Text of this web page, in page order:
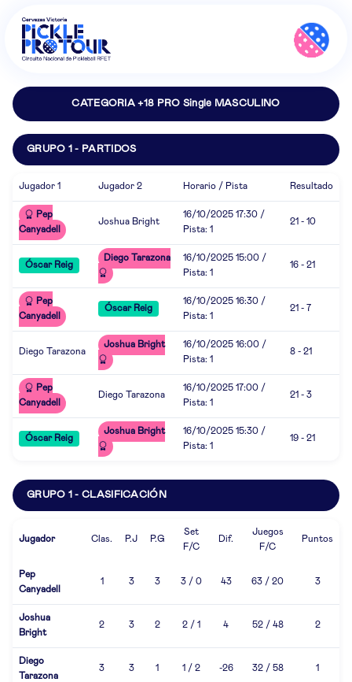
CATEGORIA +18 PRO Single MASCULINO
GRUPO 1 - PARTIDOS
Jugador 1 Jugador 2 Horario / Pista Resultado
Pep
Canyadell
Joshua Bright
16/10/2025 17:30 /
Pista: 1
21 - 10
Óscar Reig
Diego Tarazona
16/10/2025 15:00 /
Pista: 1
16 - 21
Pep
Canyadell
Óscar Reig
16/10/2025 16:30 /
Pista: 1
21 - 7
Diego Tarazona
Joshua Bright
16/10/2025 16:00 /
Pista: 1
8 - 21
Pep
Canyadell
Diego Tarazona
16/10/2025 17:00 /
Pista: 1
21 - 3
Óscar Reig
Joshua Bright
16/10/2025 15:30 /
Pista: 1
19 - 21
GRUPO 1 - CLASIFICACIÓN
Jugador Clas. P.J P.G
Set
F/C
Dif.
Juegos
F/C
Puntos
Pep
Canyadell
1 3 3 3 / 0 43 63 / 20 3
Joshua
Bright
2 3 2 2 / 1 4 52 / 48 2
Diego
Tarazona
3 3 1 1 / 2 -26 32 / 58 1